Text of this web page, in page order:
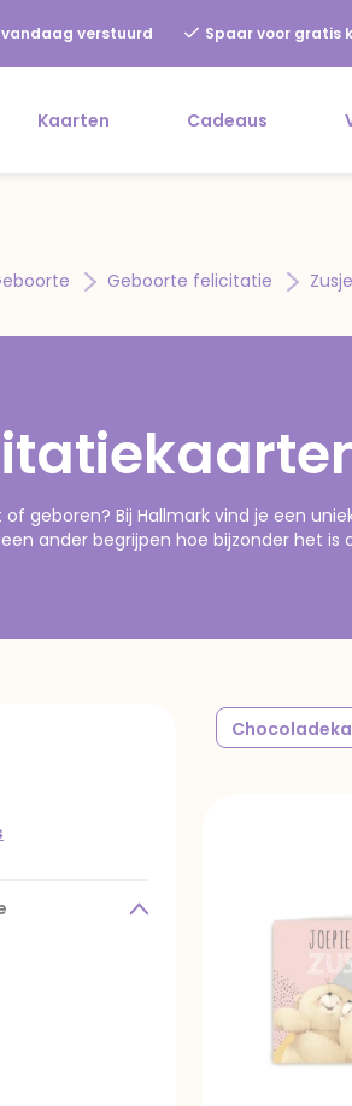
vandaag verstuurd Spaar voor gratis
Kaarten Cadeaus
Geboorte felicitatie Zusje
of geboren? Bij Hallmark vind je een
ander begrijpen hoe bijzonder het is
op Geboorte felicitatie: Zusje
felicitatie: Dochter
felicitatie: Zoon
felicitatie: Kleindochter
felicitatie: Kleinzoon
Gefilterd op Geboorte felicitatie: Zusje
felicitatie: Broertje